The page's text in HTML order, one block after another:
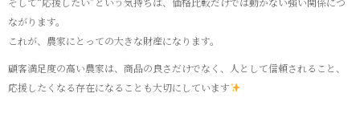
ながります。
これが、農家にとっての大きな財産になります。
顧客満足度の高い農家は、商品の良さだけでなく、人として信頼されること、
応援したくなる存在になることも大切にしています